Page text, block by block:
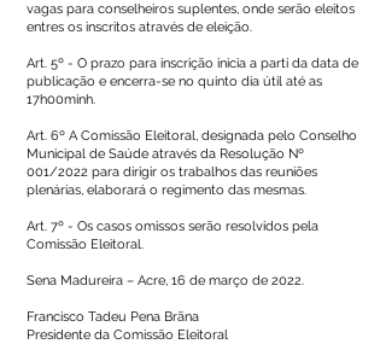
vagas para conselheiros suplentes, onde serão eleitos
entres os inscritos através de eleição.
Art. 5º - O prazo para inscrição inicia a parti da data de
publicação e encerra-se no quinto dia útil até as
17h00minh.
Art. 6º A Comissão Eleitoral, designada pelo Conselho
Municipal de Saúde através da Resolução Nº
001/2022 para dirigir os trabalhos das reuniões
plenárias, elaborará o regimento das mesmas.
Art. 7º - Os casos omissos serão resolvidos pela
Comissão Eleitoral.
Sena Madureira – Acre, 16 de março de 2022.
Francisco Tadeu Pena Brãna
Presidente da Comissão Eleitoral